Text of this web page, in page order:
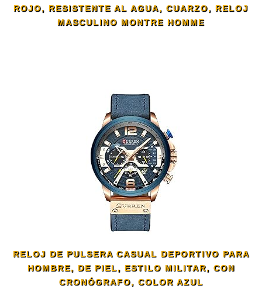
ROJO, RESISTENTE AL AGUA, CUARZO, RELOJ
MASCULINO MONTRE HOMME
RELOJ DE PULSERA CASUAL DEPORTIVO PARA
HOMBRE, DE PIEL, ESTILO MILITAR, CON
CRONÓGRAFO, COLOR AZUL